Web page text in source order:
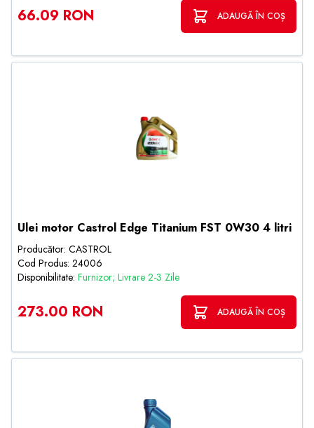
66.09 RON ADAUGĂ ÎN COȘ
Ulei motor Castrol Edge Titanium FST 0W30 4 litri
Producător: CASTROL
Cod Produs: 24006
Disponibilitate: Furnizor; Livrare 2-3 Zile
273.00 RON ADAUGĂ ÎN COȘ